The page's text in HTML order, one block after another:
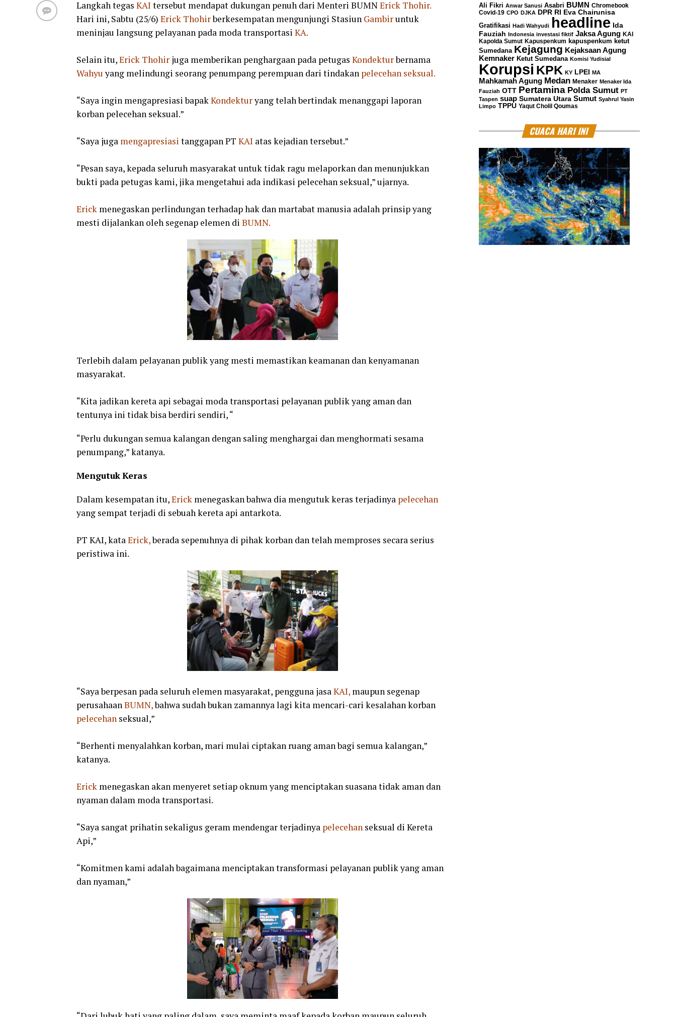
Langkah tegas KAI tersebut mendapat dukungan penuh dari Menteri BUMNErick Thohir.
Hari ini, Sabtu (25/6) Erick Thohirberkesempatan mengunjungi Stasiun Gambiruntuk
meninjau langsung pelayanan pada moda transportasi KA.
Selain itu,Erick Thohir juga memberikan penghargaan pada petugas Kondekturbernama
Wahyuyang melindungi seorang penumpang perempuan dari tindakan pelecehan seksual.
“Saya ingin mengapresiasi bapakKondekturyang telah bertindak menanggapi laporan
korban pelecehan seksual.”
“Saya juga mengapresiasi tanggapan PT KAI atas kejadian tersebut.”
“Pesan saya, kepada seluruh masyarakat untuk tidak ragu melaporkan dan menunjukkan
bukti pada petugas kami, jika mengetahui ada indikasi pelecehan seksual,” ujarnya.
Erick menegaskan perlindungan terhadap hak dan martabat manusia adalah prinsip yang
mesti dijalankan oleh segenap elemen di BUMN.
Terlebih dalam pelayanan publik yang mesti memastikan keamanan dan kenyamanan
masyarakat.
“Kita jadikan kereta api sebagai moda transportasi pelayanan publik yang aman dan
tentunya ini tidak bisa berdiri sendiri, “
“Perlu dukungan semua kalangan dengan saling menghargai dan menghormati sesama
penumpang,” katanya.
MengutukKeras
Dalam kesempatan itu,Erick menegaskan bahwa dia mengutuk keras terjadinya pelecehan
yang sempat terjadi di sebuah kereta api antarkota.
PT KAI, kataErick,berada sepenuhnya di pihak korban dan telah memproses secara serius
peristiwa ini.
“Saya berpesan pada seluruh elemen masyarakat, pengguna jasaKAI, maupun segenap
perusahaanBUMN,bahwa sudah bukan zamannya lagi kita mencari-cari kesalahan korban
pelecehan seksual,”
“Berhenti menyalahkan korban, mari mulai ciptakan ruang aman bagi semua kalangan,”
katanya.
Erick menegaskan akan menyeret setiap oknum yang menciptakan suasana tidak aman dan
nyaman dalam moda transportasi.
“Saya sangat prihatin sekaligus geram mendengar terjadinya pelecehan seksual di Kereta
Api,”
“Komitmen kami adalah bagaimana menciptakan transformasi pelayanan publik yang aman
dan nyaman,”
Ali Fikri Anwar Sanusi Asabri BUMN Chromebook
Covid-19 CPO DJKA DPR RI
Eva Chairunisa
Gratifikasi Hadi Wahyudi headline Ida
Fauziah Indonesia investasi fiktif Jaksa Agung KAI
Kapolda Sumut Kapuspenkum kapuspenkum ketut
Sumedana Kejagung Kejaksaan Agung
Kemnaker Ketut Sumedana Komisi Yudisial
Korupsi KPK KY LPEI MA
Mahkamah Agung Medan Menaker Menaker Ida
Fauziah OTT Pertamina Polda Sumut PT
Taspen suap Sumatera Utara Sumut Syahrul Yasin
Limpo TPPU Yaqut Cholil Qoumas
CUACA HARI INI